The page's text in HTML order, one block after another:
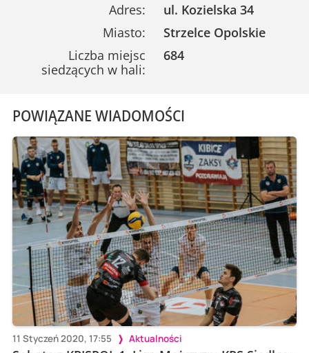
Adres:
ul. Kozielska 34
Miasto:
Strzelce Opolskie
Liczba miejsc
siedzących w hali:
684
POWIĄZANE WIADOMOŚCI
11 Styczeń 2020, 17:55 Aktualności